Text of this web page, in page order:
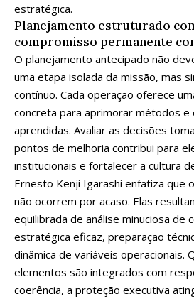
estratégica.
Planejamento estruturado
compromisso permanente
O planejamento antecipado não
uma etapa isolada da missão, mas
contínuo. Cada operação oferece
concreta para aprimorar métodos e
aprendidas. Avaliar as decisões
pontos de melhoria contribui para
institucionais e fortalecer a cultura
Ernesto Kenji Igarashi enfatiza que
não ocorrem por acaso. Elas
equilibrada de análise minuciosa de
estratégica eficaz, preparação
dinâmica de variáveis ​​operacionais.
elementos são integrados com
coerência, a proteção executiva